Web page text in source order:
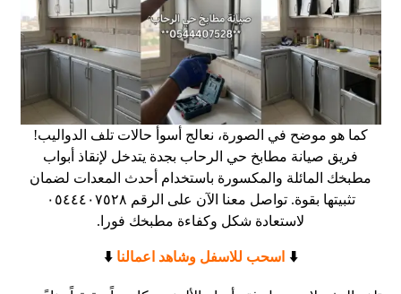
كما هو موضح في الصورة، نعالج أسوأ حالات تلف الدواليب!
فريق صيانة مطابخ حي الرحاب بجدة يتدخل لإنقاذ أبواب
مطبخك المائلة والمكسورة باستخدام أحدث المعدات لضمان
تثبيتها بقوة. تواصل معنا الآن على الرقم ٠٥٤٤٤٠٧٥٢٨
لاستعادة شكل وكفاءة مطبخك فورا.
⬇️ اسحب للاسفل وشاهد اعمالنا ⬇️